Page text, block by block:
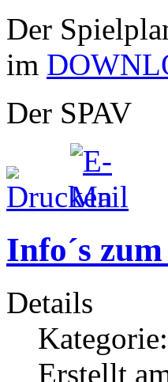
Der
im
Der SPAV
Info´s
Details
Kategorie:
Erstellt